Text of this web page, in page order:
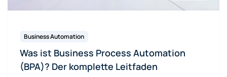
Business Automation
Was ist Business Process Automation
(BPA)? Der komplette Leitfaden